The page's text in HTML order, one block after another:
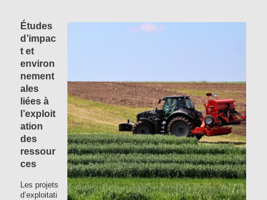
Études
d’impac
t et
environ
nement
ales
liées à
l’exploit
ation
des
ressour
ces
Les projets
d’exploitati